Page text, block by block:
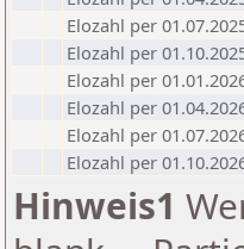
Elozahl per
Elozahl per
Elozahl per
Elozahl per
Elozahl per
Elozahl per
Hinweis1